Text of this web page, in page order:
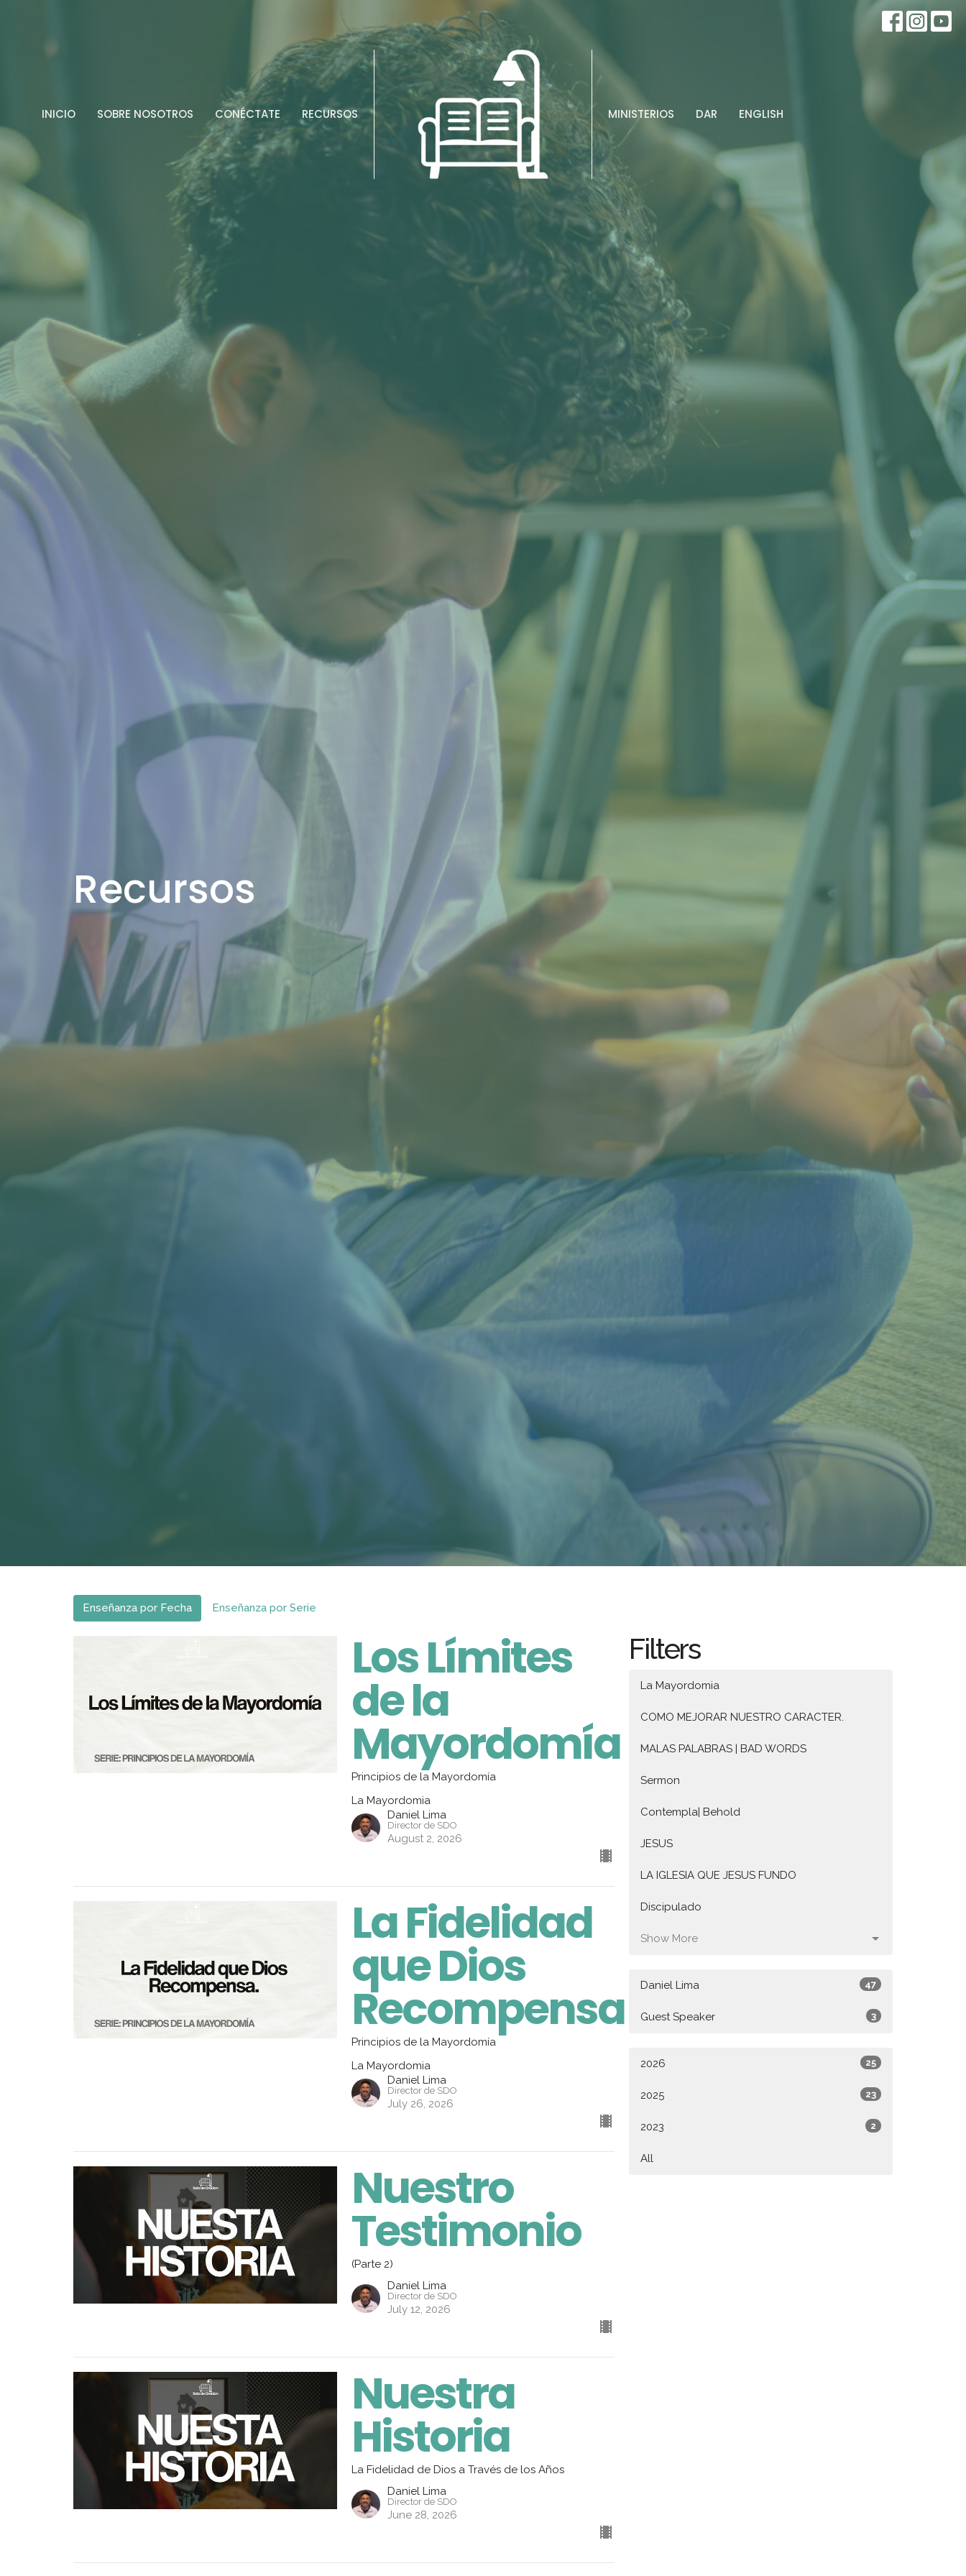
INICIO SOBRE NOSOTROS CONÉCTATE RECURSOS MINISTERIOS DAR ENGLISH
Recursos
Enseñanza por Fecha Enseñanza por Serie
Los Límites
de la
Mayordomía
Principios de la Mayordomía
La Mayordomia
Daniel Lima
Director de SDO
August 2, 2026
La Fidelidad
que Dios
Recompensa
Principios de la Mayordomía
La Mayordomia
Daniel Lima
Director de SDO
July 26, 2026
Nuestro
Testimonio
(Parte 2)
Daniel Lima
Director de SDO
July 12, 2026
Nuestra
Historia
La Fidelidad de Dios a Través de los Años
Daniel Lima
Director de SDO
June 28, 2026
Filters
La Mayordomia
COMO MEJORAR NUESTRO CARACTER.
MALAS PALABRAS | BAD WORDS
Sermon
Contempla| Behold
JESUS
LA IGLESIA QUE JESUS FUNDO
Discipulado
Show More
Daniel Lima 47
Guest Speaker 3
2026 25
2025 23
2023 2
All